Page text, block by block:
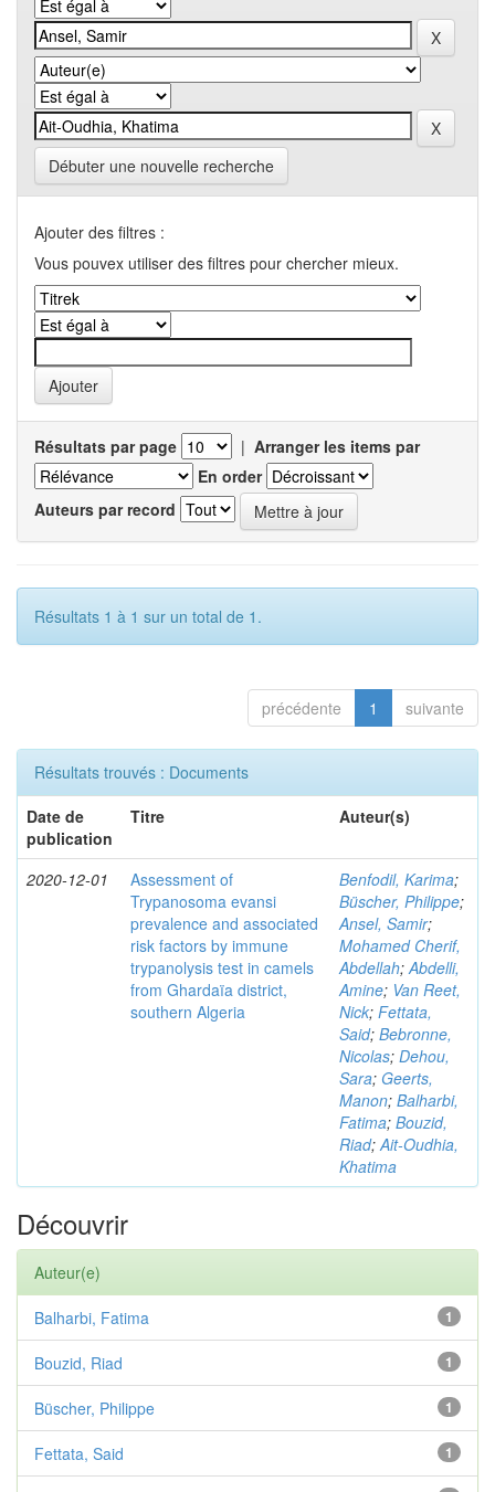
Débuter une nouvelle recherche
Ajouter des filtres :
Vous pouvex utiliser des filtres pour chercher mieux.
Résultats par page | Arranger les items par
En order
Auteurs par record
Résultats 1 à 1 sur un total de 1.
précédente 1 suivante
Résultats trouvés : Documents
Date de
publication
Titre Auteur(s)
2020-12-01
Assessment of
Trypanosoma evansi
prevalence and associated
risk factors by immune
trypanolysis test in camels
from Ghardaïa district,
southern Algeria
Benfodil, Karima;
Büscher, Philippe;
Ansel, Samir;
Mohamed Cherif,
Abdellah;Abdelli,
Amine; Van Reet,
Nick; Fettata,
Said; Bebronne,
Nicolas; Dehou,
Sara; Geerts,
Manon; Balharbi,
Fatima; Bouzid,
Riad;Ait-Oudhia,
Khatima
Découvrir
Auteur(e)
1
Balharbi, Fatima
1
Bouzid, Riad
1
Büscher, Philippe
1
Fettata, Said